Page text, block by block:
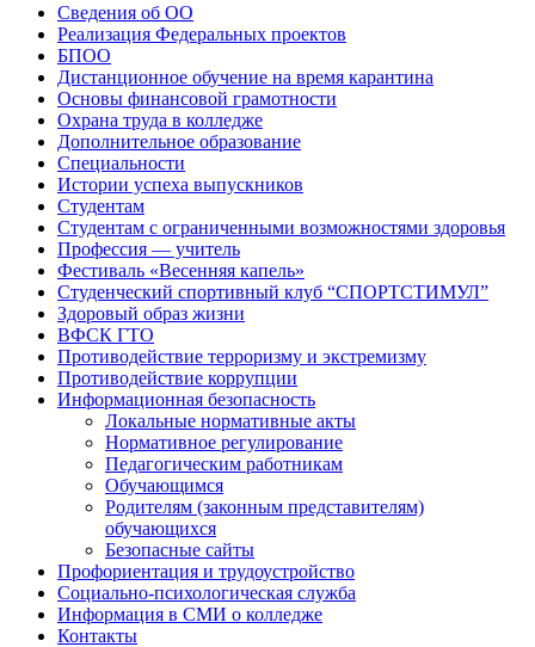
Сведения об ОО
Реализация Федеральных проектов
БПОО
Дистанционное обучение на время карантина
Основы финансовой грамотности
Охрана труда в колледже
Дополнительное образование
Специальности
Истории успеха выпускников
Студентам
Студентам с ограниченными возможностями здоровья
Профессия — учитель
Фестиваль «Весенняя капель»
Студенческий спортивный клуб “СПОРТСТИМУЛ”
Здоровый образ жизни
ВФСК ГТО
Противодействие терроризму и экстремизму
Противодействие коррупции
Информационная безопасность
Локальные нормативные акты
Нормативное регулирование
Педагогическим работникам
Обучающимся
Родителям (законным представителям)
обучающихся
Безопасные сайты
Профориентация и трудоустройство
Социально-психологическая служба
Информация в СМИ о колледже
Контакты